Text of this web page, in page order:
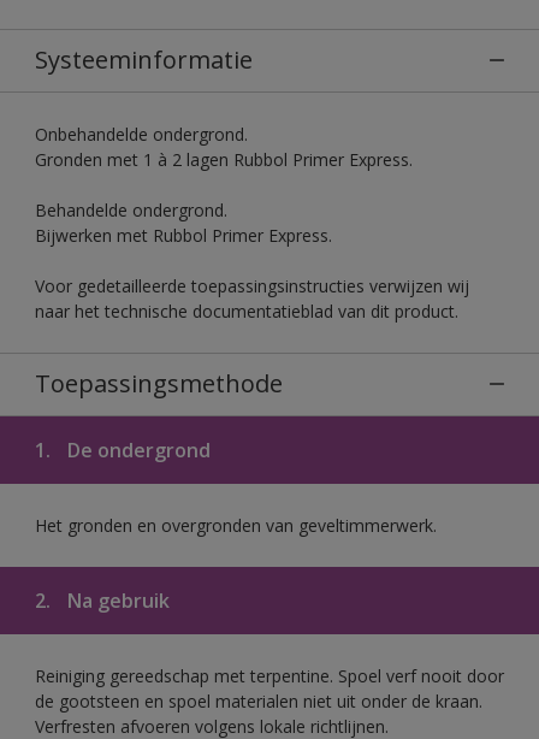
Systeeminformatie
Onbehandelde ondergrond.
Gronden met 1 à 2 lagen Rubbol Primer Express.
Behandelde ondergrond.
Bijwerken met Rubbol Primer Express.
Voor gedetailleerde toepassingsinstructies verwijzen wij
naar het technische documentatieblad van dit product.
Toepassingsmethode
1. De ondergrond
Het gronden en overgronden van geveltimmerwerk.
2. Na gebruik
Reiniging gereedschap met terpentine. Spoel verf nooit door
de gootsteen en spoel materialen niet uit onder de kraan.
Verfresten afvoeren volgens lokale richtlijnen.